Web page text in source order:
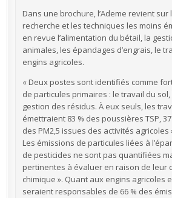
Dans une brochure, l’Ademe revient sur
recherche et les techniques les moins
en revue l’alimentation du bétail, la
animales, les épandages d’engrais, le
engins agricoles.
« Deux postes sont identifiés comme
de particules primaires : le travail du
gestion des résidus. À eux seuls, les
émettraient 83 % des poussières TSP,
des PM2,5 issues des activités agricoles
Les émissions de particules liées à
de pesticides ne sont pas quantifiées
pertinentes à évaluer en raison de leur
chimique ». Quant aux engins agricoles
seraient responsables de 66 % des